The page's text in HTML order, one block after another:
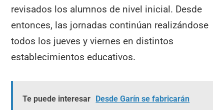
revisados los alumnos de nivel inicial. Desde
entonces, las jornadas continúan realizándose
todos los jueves y viernes en distintos
establecimientos educativos.
Te puede interesar
Desde Garín se fabricarán